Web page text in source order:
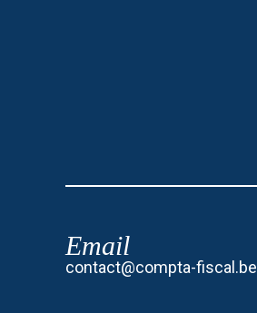
Email
contact@compta-fiscal.be